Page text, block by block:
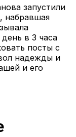
запустили
набравшая
в 3 часа
посты с
надежды и
и его